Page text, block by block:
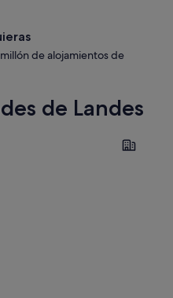
de alojamientos de
de Landes